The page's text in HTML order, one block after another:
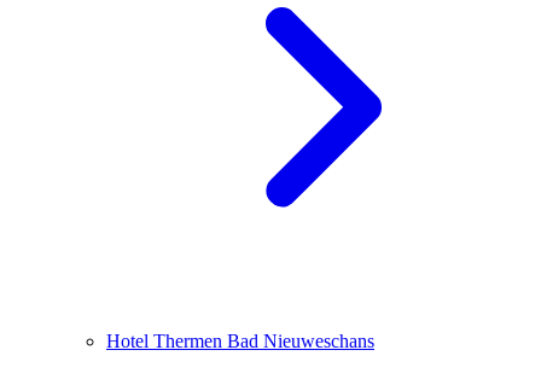
Hotel Thermen Bad Nieuweschans